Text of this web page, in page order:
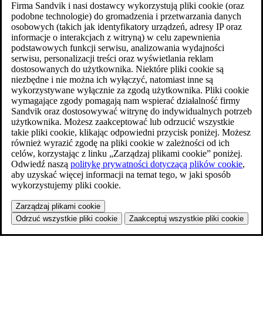
Firma Sandvik i nasi dostawcy wykorzystują pliki cookie (oraz
podobne technologie) do gromadzenia i przetwarzania danych
osobowych (takich jak identyfikatory urządzeń, adresy IP oraz
informacje o interakcjach z witryną) w celu zapewnienia
podstawowych funkcji serwisu, analizowania wydajności
serwisu, personalizacji treści oraz wyświetlania reklam
dostosowanych do użytkownika. Niektóre pliki cookie są
niezbędne i nie można ich wyłączyć, natomiast inne są
wykorzystywane wyłącznie za zgodą użytkownika. Pliki cookie
wymagające zgody pomagają nam wspierać działalność firmy
Sandvik oraz dostosowywać witrynę do indywidualnych potrzeb
użytkownika. Możesz zaakceptować lub odrzucić wszystkie
takie pliki cookie, klikając odpowiedni przycisk poniżej. Możesz
również wyrazić zgodę na pliki cookie w zależności od ich
celów, korzystając z linku „Zarządzaj plikami cookie” poniżej.
Odwiedź naszą politykę prywatności dotyczącą plików cookie,
aby uzyskać więcej informacji na temat tego, w jaki sposób
wykorzystujemy pliki cookie.
Zarządzaj plikami cookie
Odrzuć wszystkie pliki cookie
Zaakceptuj wszystkie pliki cookie